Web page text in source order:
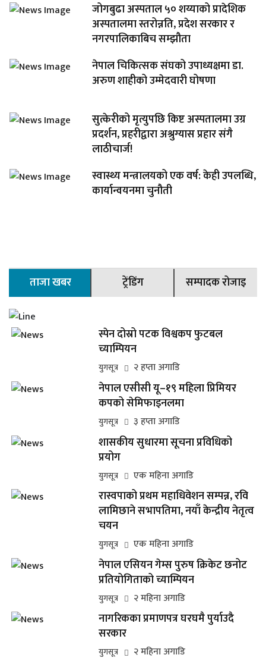
जोगबुढा अस्पताल ५० शय्याको प्रादेशिक
अस्पतालमा स्तरोन्नति, प्रदेश सरकार र
नगरपालिकाबिच सम्झौता
नेपाल चिकित्सक संघको उपाध्यक्षमा डा.
अरुण शाहीको उम्मेदवारी घोषणा
सुत्केरीको मृत्युपछि किष्ट अस्पतालमा उग्र
प्रदर्शन, प्रहरीद्वारा अश्रुग्यास प्रहार संगै
लाठीचार्ज!
स्वास्थ्य मन्त्रालयको एक वर्ष: केही उपलब्धि,
कार्यान्वयनमा चुनौती
ताजा खबर ट्रेंडिंग सम्पादक रोजाइ
स्पेन दोस्रो पटक विश्वकप फुटबल
च्याम्पियन
युगसूत्र २ हप्ता अगाडि
नेपाल एसीसी यू–१९ महिला प्रिमियर
कपको सेमिफाइनलमा
युगसूत्र ३ हप्ता अगाडि
शासकीय सुधारमा सूचना प्रविधिको
प्रयोग
युगसूत्र एक महिना अगाडि
रास्वपाको प्रथम महाधिवेशन सम्पन्न, रवि
लामिछाने सभापतिमा, नयाँ केन्द्रीय नेतृत्व
चयन
युगसूत्र एक महिना अगाडि
नेपाल एसियन गेम्स पुरुष क्रिकेट छनोट
प्रतियोगिताको च्याम्पियन
युगसूत्र २ महिना अगाडि
नागरिकका प्रमाणपत्र घरघमै पुर्याउदै
सरकार
युगसूत्र २ महिना अगाडि